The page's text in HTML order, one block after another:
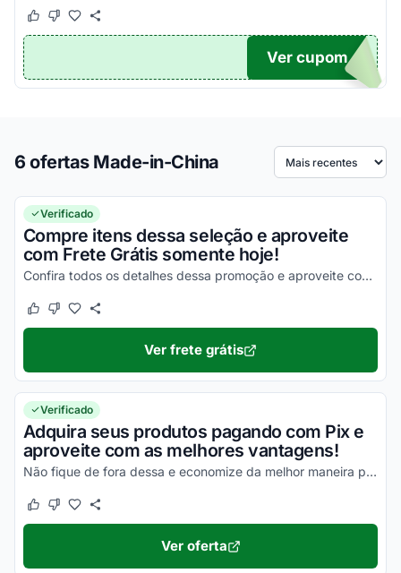
Este cupom funcionou
Este cupom não funcionou
TICO
Ver cupom
6 ofertas Made-in-China Ordenar por
Verificado
Compre itens dessa seleção e aproveite
com Frete Grátis somente hoje!
Confira todos os detalhes dessa promoção e aproveite com vantagens simplesmente incríveis!
Este cupom funcionou
Este cupom não funcionou
Ver frete grátis
Verificado
Adquira seus produtos pagando com Pix e
aproveite com as melhores vantagens!
Não fique de fora dessa e economize da melhor maneira possível!
Este cupom funcionou
Este cupom não funcionou
Ver oferta